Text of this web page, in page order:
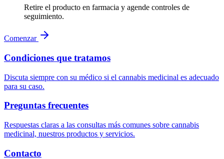
Retire el producto en farmacia y agende controles de
seguimiento.
Comenzar
Condiciones que tratamos
Discuta siempre con su médico si el cannabis medicinal es adecuado
para su caso.
Preguntas frecuentes
Respuestas claras a las consultas más comunes sobre cannabis
medicinal, nuestros productos y servicios.
Contacto